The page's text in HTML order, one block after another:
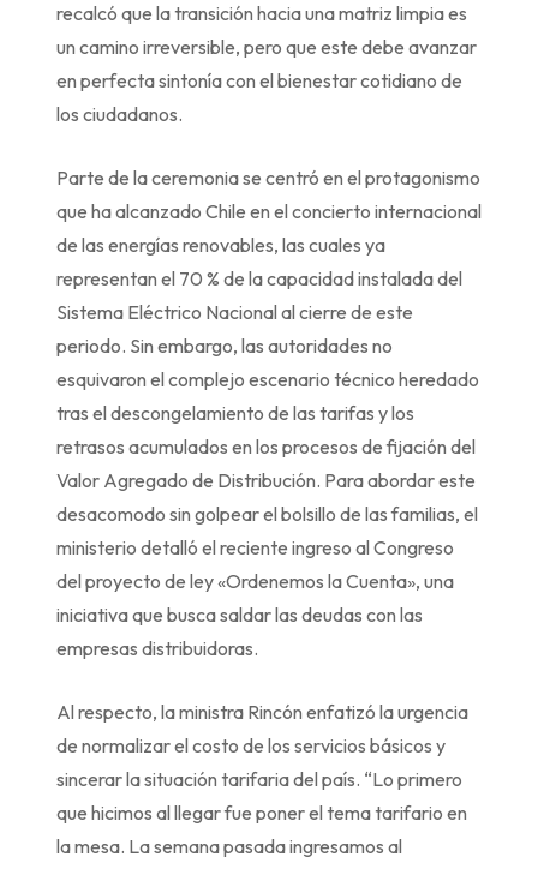
recalcó que la transición hacia una matriz limpia es
un camino irreversible, pero que este debe avanzar
en perfecta sintonía con el bienestar cotidiano de
los ciudadanos.
Parte de la ceremonia se centró en el protagonismo
que ha alcanzado Chile en el concierto internacional
de las energías renovables, las cuales ya
representan el 70 % de la capacidad instalada del
Sistema Eléctrico Nacional al cierre de este
periodo. Sin embargo, las autoridades no
esquivaron el complejo escenario técnico heredado
tras el descongelamiento de las tarifas y los
retrasos acumulados en los procesos de fijación del
Valor Agregado de Distribución. Para abordar este
desacomodo sin golpear el bolsillo de las familias, el
ministerio detalló el reciente ingreso al Congreso
del proyecto de ley «Ordenemos la Cuenta», una
iniciativa que busca saldar las deudas con las
empresas distribuidoras.
Al respecto, la ministra Rincón enfatizó la urgencia
de normalizar el costo de los servicios básicos y
sincerar la situación tarifaria del país. “Lo primero
que hicimos al llegar fue poner el tema tarifario en
la mesa. La semana pasada ingresamos al